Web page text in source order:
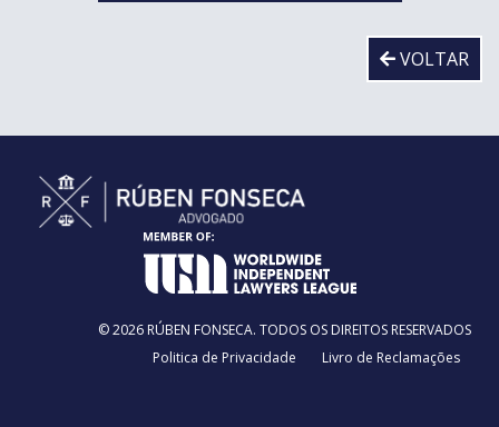
VOLTAR
© 2026 RÚBEN FONSECA. TODOS OS DIREITOS RESERVADOS
Politica de Privacidade
Livro de Reclamações